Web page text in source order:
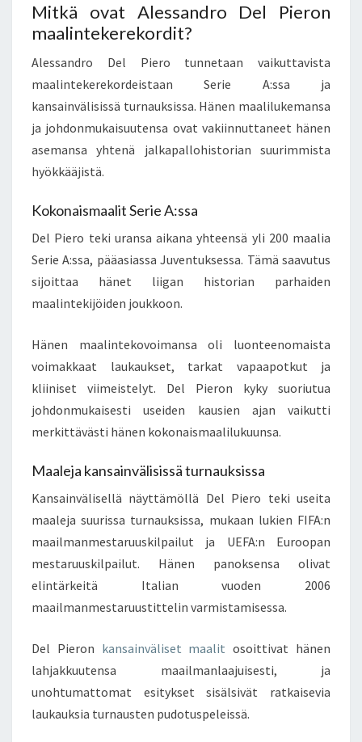
Mitkä ovat Alessandro Del Pieron
maalintekerekordit?
Alessandro Del Piero tunnetaan vaikuttavista
maalintekerekordeistaan Serie A:ssa ja
kansainvälisissä turnauksissa. Hänen maalilukemansa
ja johdonmukaisuutensa ovat vakiinnuttaneet hänen
asemansa yhtenä jalkapallohistorian suurimmista
hyökkääjistä.
Kokonaismaalit Serie A:ssa
Del Piero teki uransa aikana yhteensä yli 200 maalia
Serie A:ssa, pääasiassa Juventuksessa. Tämä saavutus
sijoittaa hänet liigan historian parhaiden
maalintekijöiden joukkoon.
Hänen maalintekovoimansa oli luonteenomaista
voimakkaat laukaukset, tarkat vapaapotkut ja
kliiniset viimeistelyt. Del Pieron kyky suoriutua
johdonmukaisesti useiden kausien ajan vaikutti
merkittävästi hänen kokonaismaalilukuunsa.
Maaleja kansainvälisissä turnauksissa
Kansainvälisellä näyttämöllä Del Piero teki useita
maaleja suurissa turnauksissa, mukaan lukien FIFA:n
maailmanmestaruuskilpailut ja UEFA:n Euroopan
mestaruuskilpailut. Hänen panoksensa olivat
elintärkeitä Italian vuoden 2006
maailmanmestaruustittelin varmistamisessa.
Del Pieron kansainväliset maalit osoittivat hänen
lahjakkuutensa maailmanlaajuisesti, ja
unohtumattomat esitykset sisälsivät ratkaisevia
laukauksia turnausten pudotuspeleissä.